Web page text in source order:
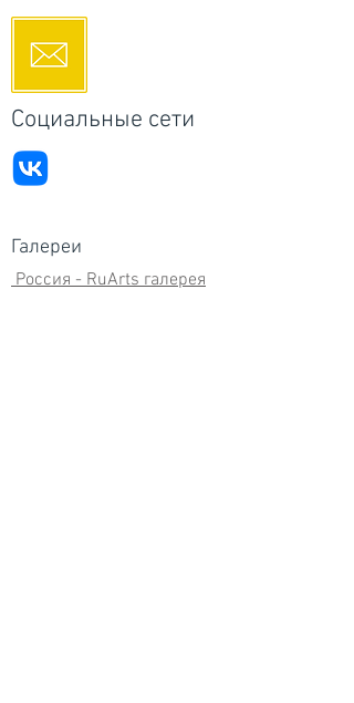
Социальные сети
Галереи
Россия - RuArts галерея